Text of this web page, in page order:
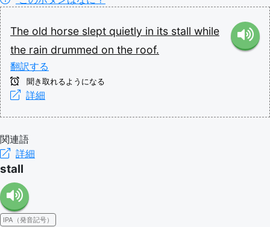
The old horse slept quietly in its stall while
the rain drummed on the roof.
翻訳する
聞き取れるようになる
詳細
関連語
詳細
stall
IPA（発音記号）